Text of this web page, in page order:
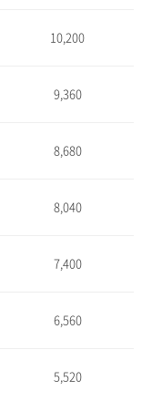
10,200
9,360
8,680
8,040
7,400
6,560
5,520